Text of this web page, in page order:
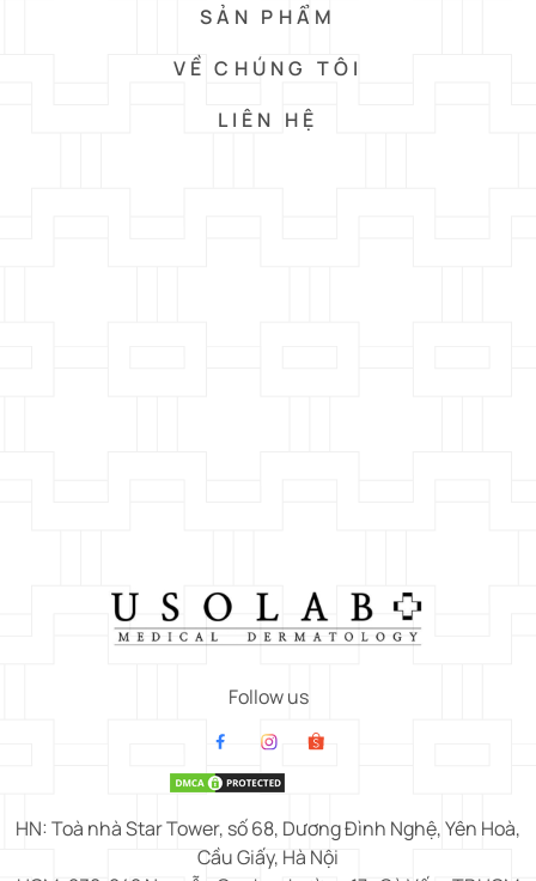
SẢN PHẨM
VỀ CHÚNG TÔI
LIÊN HỆ
Follow us
HN: Toà nhà Star Tower, số 68, Dương Đình Nghệ, Yên Hoà,
Cầu Giấy, Hà Nội